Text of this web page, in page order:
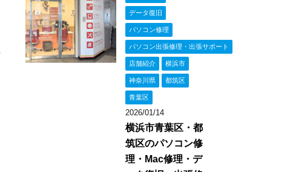
データ復旧
パソコン修理
パソコン出張修理・出張サポート
店舗紹介 横浜市
神奈川県 都筑区
青葉区
2026/01/14
横浜市青葉区・都
筑区のパソコン修
理・Mac修理・デ